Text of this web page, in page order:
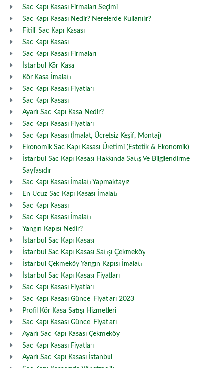
Sac Kapı Kasası Firmaları Seçimi
Sac Kapı Kasası Nedir? Nerelerde Kullanılır?
Fitilli Sac Kapı Kasası
Sac Kapı Kasası
Sac Kapı Kasası Firmaları
İstanbul Kör Kasa
Kör Kasa İmalatı
Sac Kapı Kasası Fiyatları
Sac Kapı Kasası
Ayarlı Sac Kapı Kasa Nedir?
Sac Kapı Kasası Fiyatları
Sac Kapı Kasası (İmalat, Ücretsiz Keşif, Montaj)
Ekonomik Sac Kapı Kasası Üretimi (Estetik & Ekonomik)
İstanbul Sac Kapı Kasası Hakkında Satış Ve Bilgilendirme
Sayfasıdır
Sac Kapı Kasası İmalatı Yapmaktayız
En Ucuz Sac Kapı Kasası İmalatı
Sac Kapı Kasası
Sac Kapı Kasası İmalatı
Yangın Kapısı Nedir?
İstanbul Sac Kapı Kasası
İstanbul Sac Kapı Kasası Satışı Çekmeköy
İstanbul Çekmeköy Yangın Kapısı İmalatı
İstanbul Sac Kapı Kasası Fiyatları
Sac Kapı Kasası Fiyatları
Sac Kapı Kasası Güncel Fiyatları 2023
Profil Kör Kasa Satışı Hizmetleri
Sac Kapı Kasası Güncel Fiyatları
Ayarlı Sac Kapı Kasası Çekmeköy
Sac Kapı Kasası Fiyatları
Ayarlı Sac Kapı Kasası İstanbul